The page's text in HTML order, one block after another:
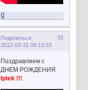
0
Поделиться
33
2012-03-31 08:13:53
Поздравляем с
ДНЕМ РОЖДЕНИЯ
lptek !!!